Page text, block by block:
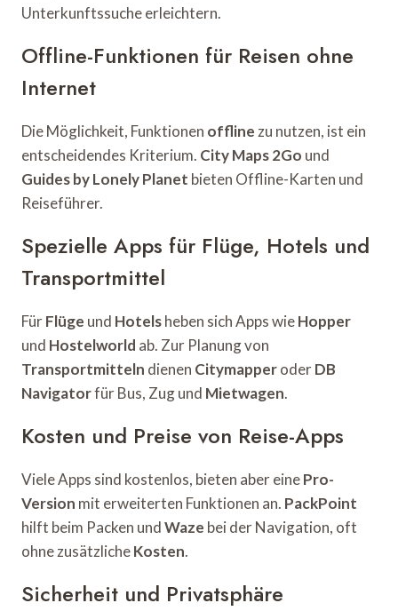
Unterkunftssuche erleichtern.
Offline-Funktionen für Reisen ohne
Internet
Die Möglichkeit, Funktionen offline zu nutzen, ist ein
entscheidendes Kriterium. City Maps 2Go und
Guides by Lonely Planet bieten Offline-Karten und
Reiseführer.
Spezielle Apps für Flüge, Hotels und
Transportmittel
FürFlüge und Hotelsheben sich Apps wieHopper
und Hostelworld ab. Zur Planung von
Transportmitteln dienen CitymapperoderDB
Navigatorfür Bus, Zug und Mietwagen.
Kosten und Preise von Reise-Apps
Viele Apps sind kostenlos, bieten aber einePro-
Version mit erweiterten Funktionen an. PackPoint
hilft beim Packen undWaze bei der Navigation, oft
ohne zusätzlicheKosten.
Sicherheit und Privatsphäre